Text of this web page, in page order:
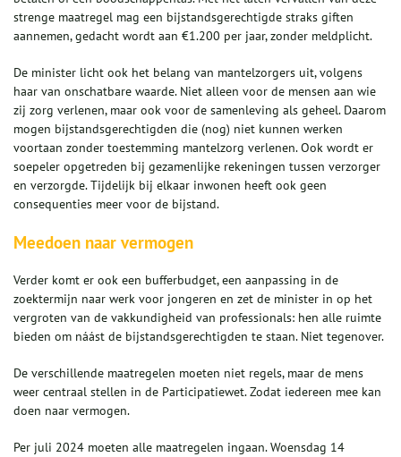
strenge maatregel mag een bijstandsgerechtigde straks giften
aannemen, gedacht wordt aan €1.200 per jaar, zonder meldplicht.
De minister licht ook het belang van mantelzorgers uit, volgens
haar van onschatbare waarde. Niet alleen voor de mensen aan wie
zij zorg verlenen, maar ook voor de samenleving als geheel. Daarom
mogen bijstandsgerechtigden die (nog) niet kunnen werken
voortaan zonder toestemming mantelzorg verlenen. Ook wordt er
soepeler opgetreden bij gezamenlijke rekeningen tussen verzorger
en verzorgde. Tijdelijk bij elkaar inwonen heeft ook geen
consequenties meer voor de bijstand.
Meedoen naar vermogen
Verder komt er ook een bufferbudget, een aanpassing in de
zoektermijn naar werk voor jongeren en zet de minister in op het
vergroten van de vakkundigheid van professionals: hen alle ruimte
bieden om náást de bijstandsgerechtigden te staan. Niet tegenover.
De verschillende maatregelen moeten niet regels, maar de mens
weer centraal stellen in de Participatiewet. Zodat iedereen mee kan
doen naar vermogen.
Per juli 2024 moeten alle maatregelen ingaan. Woensdag 14